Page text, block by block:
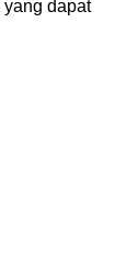
dapat